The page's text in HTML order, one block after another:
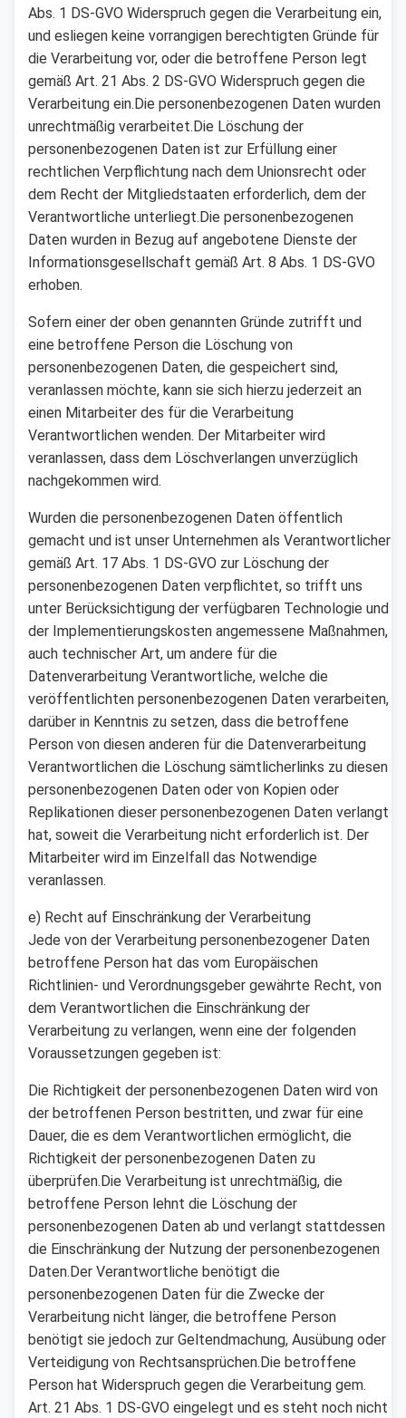
Abs. 1 DS-GVO Widerspruch gegen die Verarbeitung ein,
und esliegen keine vorrangigen berechtigten Gründe für
die Verarbeitung vor, oder die betroffene Person legt
gemäß Art. 21 Abs. 2 DS-GVO Widerspruch gegen die
Verarbeitung ein.Die personenbezogenen Daten wurden
unrechtmäßig verarbeitet.Die Löschung der
personenbezogenen Daten ist zur Erfüllung einer
rechtlichen Verpflichtung nach dem Unionsrecht oder
dem Recht der Mitgliedstaaten erforderlich, dem der
Verantwortliche unterliegt.Die personenbezogenen
Daten wurden in Bezug auf angebotene Dienste der
Informationsgesellschaft gemäß Art. 8 Abs. 1 DS-GVO
erhoben.
Sofern einer der oben genannten Gründe zutrifft und
eine betroffene Person die Löschung von
personenbezogenen Daten, die gespeichert sind,
veranlassen möchte, kann sie sich hierzu jederzeit an
einen Mitarbeiter des für die Verarbeitung
Verantwortlichen wenden. Der Mitarbeiter wird
veranlassen, dass dem Löschverlangen unverzüglich
nachgekommen wird.
Wurden die personenbezogenen Daten öffentlich
gemacht und ist unser Unternehmen als Verantwortlicher
gemäß Art. 17 Abs. 1 DS-GVO zur Löschung der
personenbezogenen Daten verpflichtet, so trifft uns
unter Berücksichtigung der verfügbaren Technologie und
der Implementierungskosten angemessene Maßnahmen,
auch technischer Art, um andere für die
Datenverarbeitung Verantwortliche, welche die
veröffentlichten personenbezogenen Daten verarbeiten,
darüber in Kenntnis zu setzen, dass die betroffene
Person von diesen anderen für die Datenverarbeitung
Verantwortlichen die Löschung sämtlicherlinks zu diesen
personenbezogenen Daten oder von Kopien oder
Replikationen dieser personenbezogenen Daten verlangt
hat, soweit die Verarbeitung nicht erforderlich ist. Der
Mitarbeiter wird im Einzelfall das Notwendige
veranlassen.
e) Recht auf Einschränkung der Verarbeitung
Jede von der Verarbeitung personenbezogener Daten
betroffene Person hat das vom Europäischen
Richtlinien- und Verordnungsgeber gewährte Recht, von
dem Verantwortlichen die Einschränkung der
Verarbeitung zu verlangen, wenn eine der folgenden
Voraussetzungen gegeben ist:
Die Richtigkeit der personenbezogenen Daten wird von
der betroffenen Person bestritten, und zwar für eine
Dauer, die es dem Verantwortlichen ermöglicht, die
Richtigkeit der personenbezogenen Daten zu
überprüfen.Die Verarbeitung ist unrechtmäßig, die
betroffene Person lehnt die Löschung der
personenbezogenen Daten ab und verlangt stattdessen
die Einschränkung der Nutzung der personenbezogenen
Daten.Der Verantwortliche benötigt die
personenbezogenen Daten für die Zwecke der
Verarbeitung nicht länger, die betroffene Person
benötigt sie jedoch zur Geltendmachung, Ausübung oder
Verteidigung von Rechtsansprüchen.Die betroffene
Person hat Widerspruch gegen die Verarbeitung gem.
Art. 21 Abs. 1 DS-GVO eingelegt und es steht noch nicht